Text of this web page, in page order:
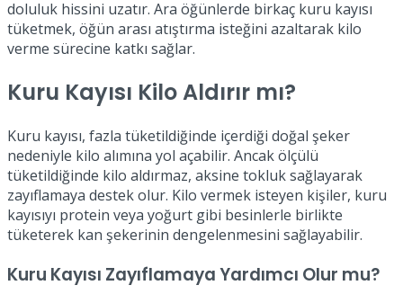
doluluk hissini uzatır. Ara öğünlerde birkaç kuru kayısı
tüketmek, öğün arası atıştırma isteğini azaltarak kilo
verme sürecine katkı sağlar.
Kuru Kayısı Kilo Aldırır mı?
Kuru kayısı, fazla tüketildiğinde içerdiği doğal şeker
nedeniyle kilo alımına yol açabilir. Ancak ölçülü
tüketildiğinde kilo aldırmaz, aksine tokluk sağlayarak
zayıflamaya destek olur. Kilo vermek isteyen kişiler, kuru
kayısıyı protein veya yoğurt gibi besinlerle birlikte
tüketerek kan şekerinin dengelenmesini sağlayabilir.
Kuru Kayısı Zayıflamaya Yardımcı Olur mu?